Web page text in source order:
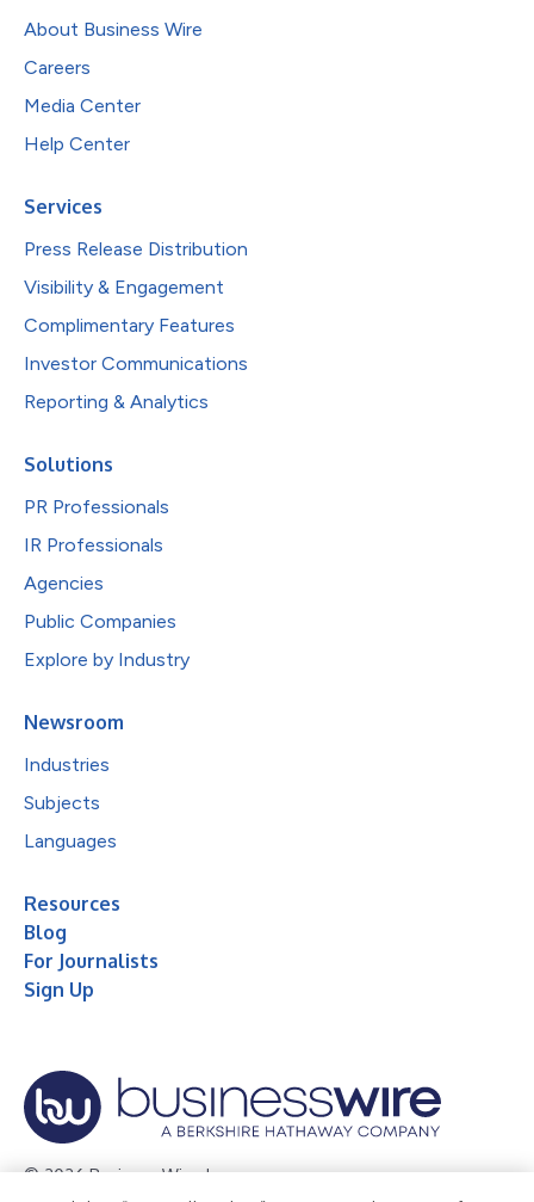
About Business Wire
Careers
Media Center
Help Center
Services
Press Release Distribution
Visibility & Engagement
Complimentary Features
Investor Communications
Reporting & Analytics
Solutions
PR Professionals
IR Professionals
Agencies
Public Companies
Explore by Industry
Newsroom
Industries
Subjects
Languages
Resources
Blog
For Journalists
Sign Up
© 2026 Business Wire, Inc.